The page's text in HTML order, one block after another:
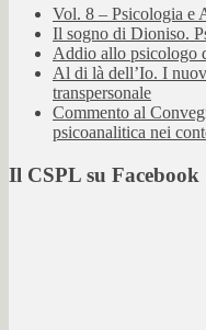
Vol. 8 – Psicologia e
Il sogno di Dioniso.
Addio allo psicologo
Al di là dell’Io. I
transpersonale
Commento al
psicoanalitica nei
Il CSPL su Facebook